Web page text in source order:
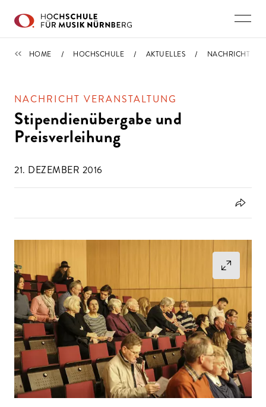
IMPORTIERT
HOME HOCHSCHULE AKTUELLES NACHRICHT
NACHRICHT VERANSTALTUNG
Stipendienübergabe und
Preisverleihung
21. DEZEMBER 2016